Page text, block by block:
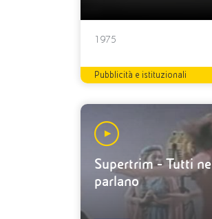
1975
Pubblicità e istituzionali
Supertrim - Tutti ne
parlano